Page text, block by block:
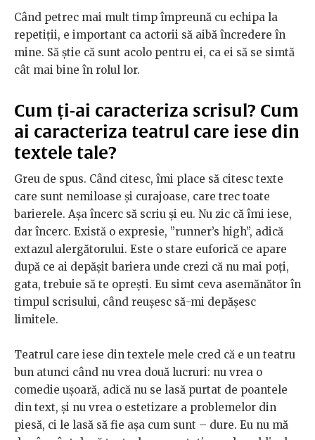
Când petrec mai mult timp împreună cu echipa la
repetiții, e important ca actorii să aibă încredere în
mine. Să știe că sunt acolo pentru ei, ca ei să se simtă
cât mai bine în rolul lor.
Cum ți-ai caracteriza scrisul? Cum
ai caracteriza teatrul care iese din
textele tale?
Greu de spus. Când citesc, îmi place să citesc texte
care sunt nemiloase și curajoase, care trec toate
barierele. Așa încerc să scriu și eu. Nu zic că îmi iese,
dar încerc. Există o expresie, ”runner’s high”, adică
extazul alergătorului. Este o stare euforică ce apare
după ce ai depășit bariera unde crezi că nu mai poți,
gata, trebuie să te oprești. Eu simt ceva asemănător în
timpul scrisului, când reușesc să-mi depășesc
limitele.
Teatrul care iese din textele mele cred că e un teatru
bun atunci când nu vrea două lucruri: nu vrea o
comedie ușoară, adică nu se lasă purtat de poantele
din text, și nu vrea o estetizare a problemelor din
piesă, ci le lasă să fie așa cum sunt – dure. Eu nu mă